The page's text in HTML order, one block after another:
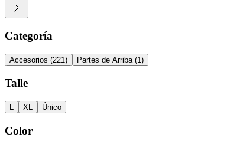
Categoría
Accesorios (221 ) Partes de Arriba (1 )
Talle
L XL Único
Color